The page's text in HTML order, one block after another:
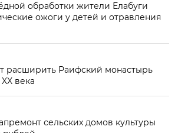
обработки жители Елабуги
ожоги у детей и отравления
расширить Раифский монастырь
века
сельских домов культуры